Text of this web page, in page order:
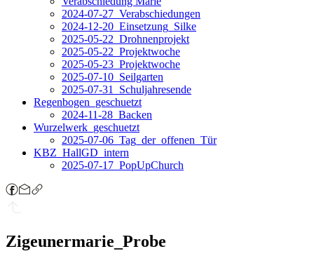
2024-07-27_Verabschiedungen
2024-12-20_Einsetzung_Silke
2025-05-22_Drohnenprojekt
2025-05-22_Projektwoche
2025-05-23_Projektwoche
2025-07-10_Seilgarten
2025-07-31_Schuljahresende
Regenbogen_geschuetzt
2024-11-28_Backen
Wurzelwerk_geschuetzt
2025-07-06_Tag_der_offenen_Tür
KBZ_HallGD_intern
2025-07-17_PopUpChurch
Zigeunermarie_Probe